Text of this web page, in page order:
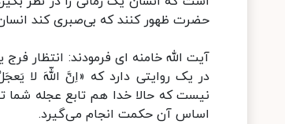
حضرت ظهور کنند که بی‌صبری کند
آیت الله خامنه ای فرمودند: انتظار
در یک روایتی دارد که «اِنَّ اللّهَ لا
نیست که حالا خدا هم تابع عجله‌ شما
اساس آن حکمت انجام می‌گیرد.